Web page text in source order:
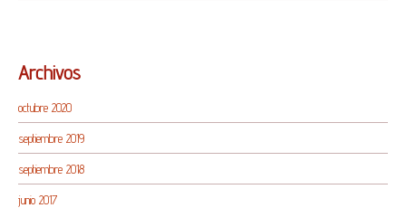
Archivos
octubre 2020
septiembre 2019
septiembre 2018
junio 2017